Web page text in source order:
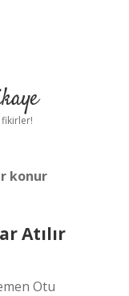
fikirler!
konur
Atılır
Otu